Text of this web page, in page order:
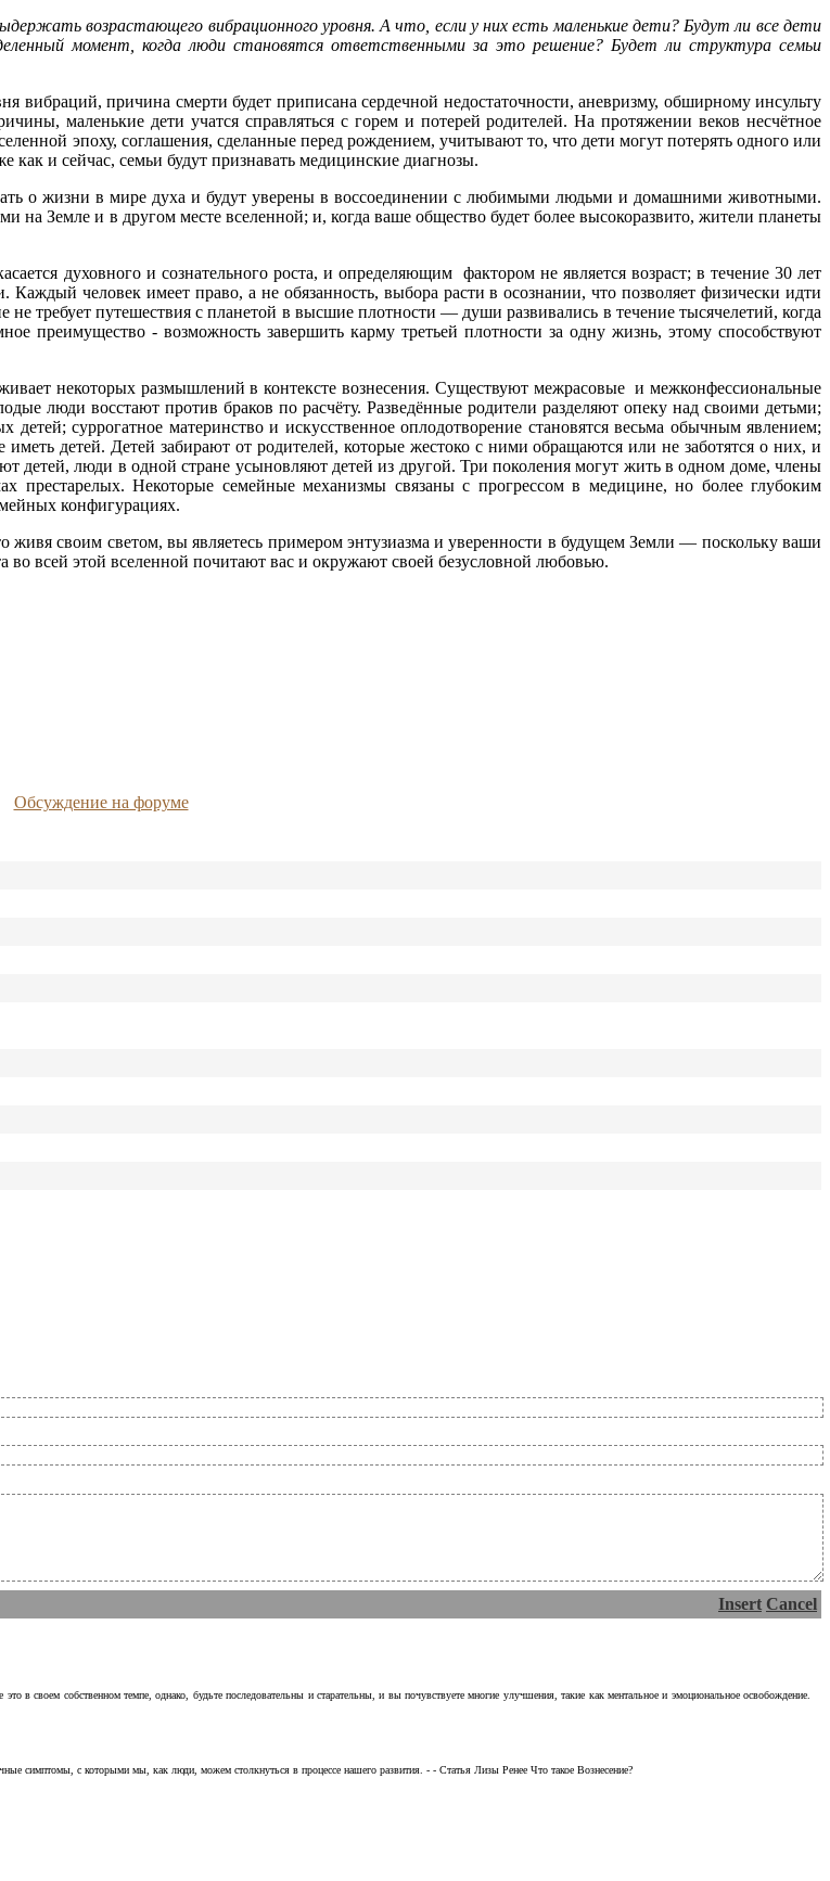
возрастающего вибрационного уровня. А что, если у них есть маленькие дети? Будут ли все дети
момент, когда люди становятся ответственными за это решение? Будет ли структура семьи
вибраций, причина смерти будет приписана сердечной недостаточности, аневризму, обширному инсульту
маленькие дети учатся справляться с горем и потерей родителей. На протяжении веков несчётное
эпоху, соглашения, сделанные перед рождением, учитывают то, что дети могут потерять одного или
как и сейчас, семьи будут признавать медицинские диагнозы.
о жизни в мире духа и будут уверены в воссоединении с любимыми людьми и домашними животными.
на Земле и в другом месте вселенной; и, когда ваше общество будет более высокоразвито, жители планеты
духовного и сознательного роста, и определяющим фактором не является возраст; в течение 30 лет
человек имеет право, а не обязанность, выбора расти в осознании, что позволяет физически идти
требует путешествия с планетой в высшие плотности — души развивались в течение тысячелетий, когда
преимущество - возможность завершить карму третьей плотности за одну жизнь, этому способствуют
некоторых размышлений в контексте вознесения. Существуют межрасовые и межконфессиональные
люди восстают против браков по расчёту. Разведённые родители разделяют опеку над своими детьми;
суррогатное материнство и искусственное оплодотворение становятся весьма обычным явлением;
детей. Детей забирают от родителей, которые жестоко с ними обращаются или не заботятся о них, и
люди в одной стране усыновляют детей из другой. Три поколения могут жить в одном доме, члены
престарелых. Некоторые семейные механизмы связаны с прогрессом в медицине, но более глубоким
конфигурациях.
живя своим светом, вы являетесь примером энтузиазма и уверенности в будущем Земли — поскольку ваши
всей этой вселенной почитают вас и окружают своей безусловной любовью.
Обсуждение на форуме
Insert Cancel
своем собственном темпе, однако, будьте последовательны и старательны, и вы почувствуете многие улучшения, такие как ментальное и эмоциональное освобождение.
симптомы, с которыми мы, как люди, можем столкнуться в процессе нашего развития. - - Статья Лизы Ренее Что такое Вознесение?